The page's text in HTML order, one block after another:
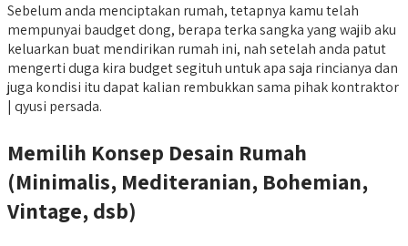
Sebelum anda menciptakan rumah, tetapnya kamu telah
mempunyai baudget dong, berapa terka sangka yang wajib aku
keluarkan buat mendirikan rumah ini, nah setelah anda patut
mengerti duga kira budget segituh untuk apa saja rincianya dan
juga kondisi itu dapat kalian rembukkan sama pihak kontraktor
| qyusi persada.
Memilih Konsep Desain Rumah
(Minimalis, Mediteranian, Bohemian,
Vintage, dsb)